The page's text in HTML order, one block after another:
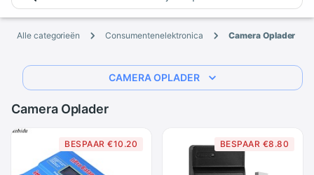
Alle categorieën Consumentenelektronica Camera Oplader
CAMERA OPLADER
Camera Oplader
BESPAAR €10.20 BESPAAR €8.80